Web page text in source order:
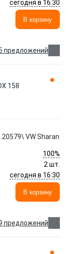
сегодня в 16:30
В корзину
предложений
158
VW Sharan
100%
2 шт.
сегодня в 16:30
В корзину
предложений